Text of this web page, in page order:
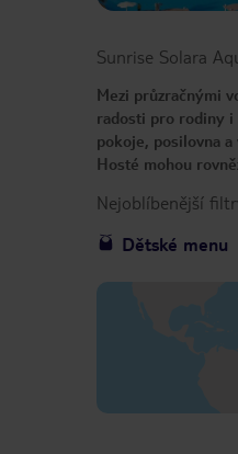
Sunrise Solara
Mezi průzračnými
radosti pro rodiny i
pokoje, posilovna
Hosté mohou
Nejoblíbenější
Dětské menu